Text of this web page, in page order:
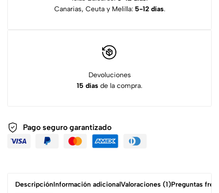
Canarias, Ceuta y Melilla: 5-12 días.
Devoluciones
15 días de la compra.
Pago seguro garantizado
DescripciónInformación adicionalValoraciones (1)Preguntas